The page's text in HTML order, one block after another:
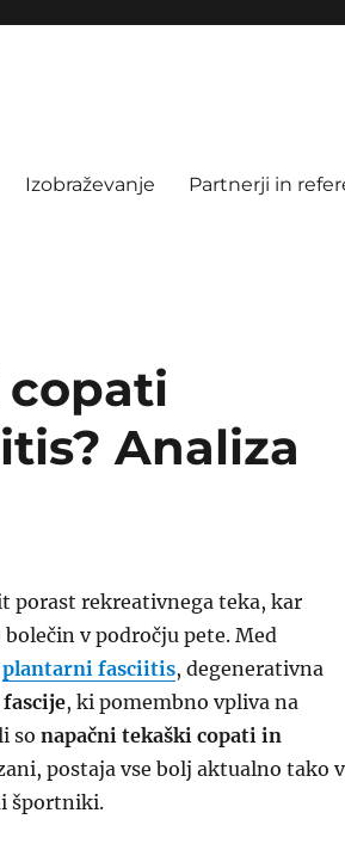
Izobraževanje Partnerji in
Analiza
porast rekreativnega teka, kar
v področju pete. Med
plantarni fasciitis, degenerativna
, ki pomembno vpliva na
so napačni tekaški copati in
postaja vse bolj aktualno tako v
športniki.